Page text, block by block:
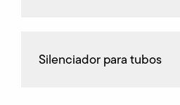
Silenciador para tubos